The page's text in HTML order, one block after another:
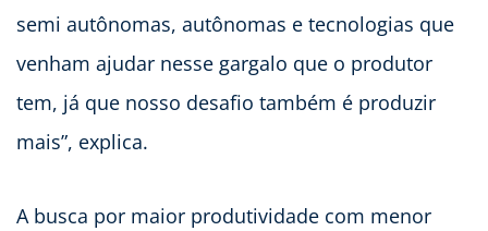
semi autônomas, autônomas e tecnologias que
venham ajudar nesse gargalo que o produtor
tem, já que nosso desafio também é produzir
mais”, explica.
A busca por maior produtividade com menor